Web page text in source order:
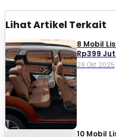
Lihat Artikel Terkait
8 Mobil
Rp399
28 Okt 2025
10 Mobil